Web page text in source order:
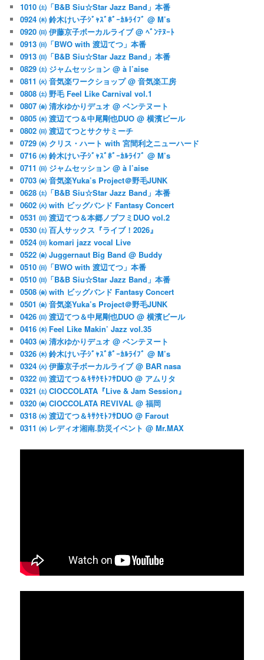
1010 ㈯「B&B Siu☆Star Jazz Band」本番
0924 ㈭ 鈴木けい子ｼﾞｬｽﾞﾎﾞｰｶﾙﾗｲﾌﾞ @ M’s
0920 ㈰ 伊藤京子ボーカルライブ @ ﾍﾞﾝﾃﾇｰﾄ
0913 ㈰「BWO with 渡辺てつ」本番
0913 ㈰「B&B Siu☆Star Jazz Band」本番
0829 ㈯ ジャムセッション @ à l’aise
0811 ㈫ 音気楽ワークショップ @ 音気楽工房
0808 ㈯ 野毛 Feel Like Carnival vol.1
0807 ㈮ 清水ゆかりデュオ @ ベンテヌート
0805 ㈬ 渡辺てつ＆中尾剛也DUO @ 横濱ビール
0802 ㈰ 渡辺てつとサクサミーチ
0729 ㈬ クリス・ハート with 宮間利之ニューハード
0716 ㈭ 鈴木けい子ｼﾞｬｽﾞﾎﾞｰｶﾙﾗｲﾌﾞ @ M’s
0711 ㈰ ジャムセッション @ à l’aise
0703 ㈮ 音気楽Yuka’s Project＠野毛JUNK
0628 ㈯「B&B Siu☆Star Jazz Band」本番
0602 ㈫ with ビッグバンド Fantasy Concert
0531 ㈰ 渡辺てつ＆本郷ノブフミDUO vol.2
0530 ㈯ 百人サックス『ライブ！2026』
0524 ㈰ komari jazz vocal Live
0522 ㈮ Juggernaut Big Band @ Buddy
0510 ㈰「BWO with 渡辺てつ」本番
0510 ㈰「B&B Siu☆Star Jazz Band」本番
0508 ㈮ with ビッグバンド Fantasy Concert
0501 ㈮ 音気楽Yuka’s Project＠野毛JUNK
0426 ㈰ 渡辺てつ＆中尾剛也DUO @ 横濱ビール
0416 ㈭ Feel Like Makin’ Jazz vol.35
0403 ㈮ 清水ゆかりデュオ @ ベンテヌート
0326 ㈭ 鈴木けい子ｼﾞｬｽﾞﾎﾞｰｶﾙﾗｲﾌﾞ @ M’s
0324 ㈫ 伊藤京子ボーカルライブ @ BAR nasa
0322 ㈰ 渡辺てつ＆ｷｻｸﾓﾄﾌｻDUO @ アムリタ
0321 ㈯ CIOCCOLATA『Live & Jam Session』
0320 ㈮ CIOCCOLATA REVIVAL @ 福岡
0318 ㈬ 渡辺てつ＆ｷｻｸﾓﾄﾌｻDUO @ Farout
0311 ㈬ レディオ湘南.防災イベント @ Mr.MAX